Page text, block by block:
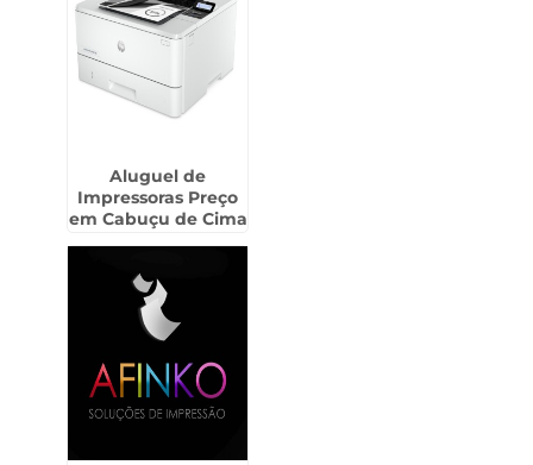
Aluguel de
Impressoras Preço
em Cabuçu de Cima